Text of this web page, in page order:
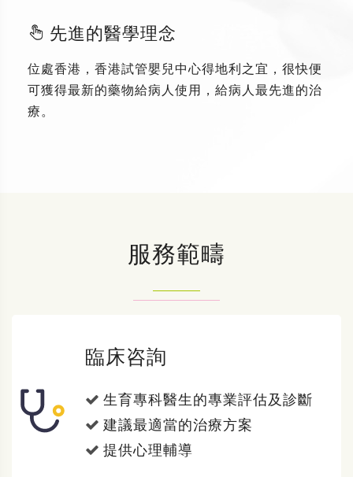
先進的醫學理念
位處香港，香港試管嬰兒中心得地利之宜，很快便
可獲得最新的藥物給病人使用，給病人最先進的治
療。
服務範疇
臨床咨詢
生育專科醫生的專業評估及診斷
建議最適當的治療方案
提供心理輔導